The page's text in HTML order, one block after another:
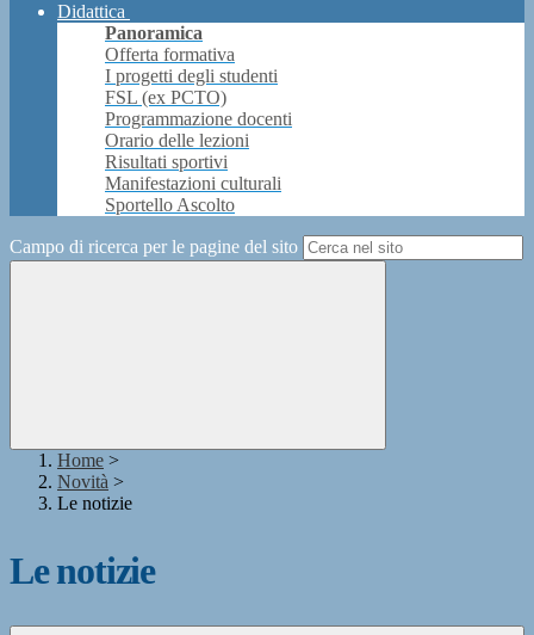
Didattica
Panoramica
Offerta formativa
I progetti degli studenti
FSL (ex PCTO)
Programmazione docenti
Orario delle lezioni
Risultati sportivi
Manifestazioni culturali
Sportello Ascolto
Campo di ricerca per le pagine del sito
Home >
Novità >
Le notizie
Le notizie